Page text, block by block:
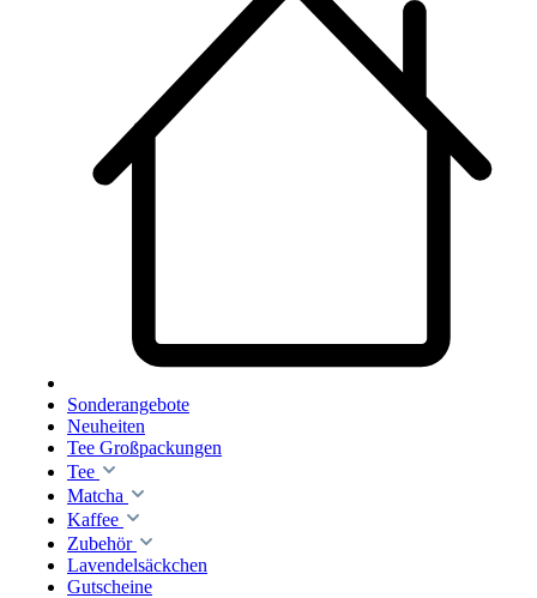
Sonderangebote
Neuheiten
Tee Großpackungen
Tee
Matcha
Kaffee
Zubehör
Lavendelsäckchen
Gutscheine